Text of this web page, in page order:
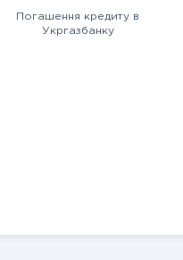
Погашення кредиту в
Укргазбанку